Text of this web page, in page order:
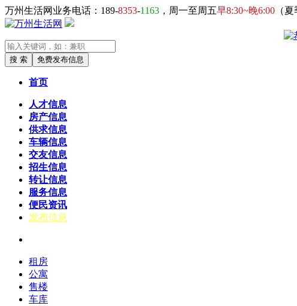
万州生活网业务电话：189-8353-1163 ，周一至周五早8:30~晚6:00 （
首页
人才信息
房产信息
供求信息
车辆信息
交友信息
招生信息
转让信息
服务信息
便民资讯
发布信息
租房
公寓
售楼
车库